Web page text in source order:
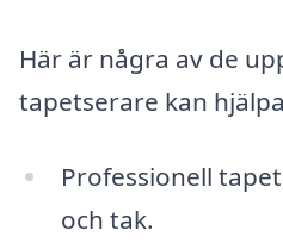
Här är några av de
tapetserare kan
Professionell
och tak.